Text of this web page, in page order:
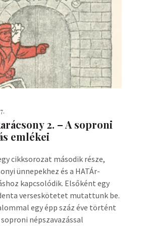
2. – A soproni
emlékei
cikksorozat második része,
ünnepekhez és a HATÁr-
kapcsolódik. Elsőként egy
verseskötetet mutattunk be.
egy épp száz éve történt
népszavazással